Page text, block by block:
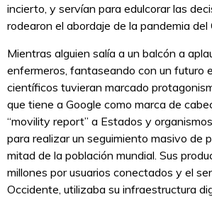
incierto, y servían para edulcorar las
rodearon el abordaje de la pandemia del
Mientras alguien salía a un balcón a
enfermeros, fantaseando con un futuro
científicos tuvieran marcado
que tiene a Google como marca de
“movility report” a Estados y
para realizar un seguimiento masivo de
mitad de la población mundial. Sus
millones por usuarios conectados y el
Occidente, utilizaba su infraestructura